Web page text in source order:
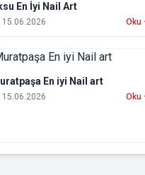
En İyi Nail Art
15.06.2026 Oku
En iyi Nail art
15.06.2026 Oku